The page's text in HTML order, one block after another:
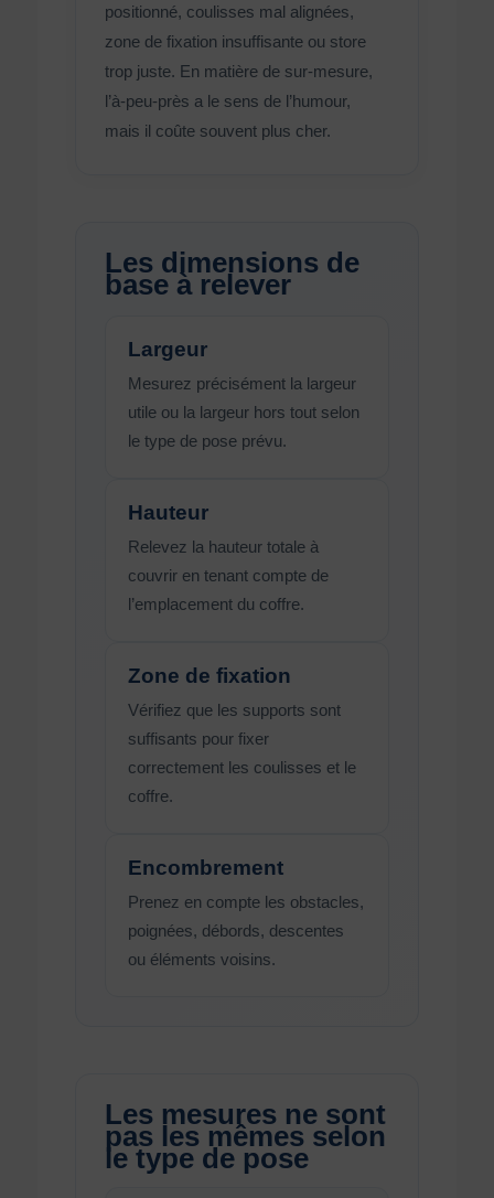
positionné, coulisses mal alignées,
zone de fixation insuffisante ou store
trop juste. En matière de sur-mesure,
l’à-peu-près a le sens de l’humour,
mais il coûte souvent plus cher.
Les dimensions de
base à relever
Largeur
Mesurez précisément la largeur
utile ou la largeur hors tout selon
le type de pose prévu.
Hauteur
Relevez la hauteur totale à
couvrir en tenant compte de
l’emplacement du coffre.
Zone de fixation
Vérifiez que les supports sont
suffisants pour fixer
correctement les coulisses et le
coffre.
Encombrement
Prenez en compte les obstacles,
poignées, débords, descentes
ou éléments voisins.
Les mesures ne sont
pas les mêmes selon
le type de pose